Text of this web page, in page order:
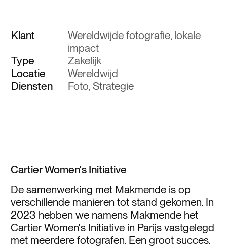
Klant
Wereldwijde fotografie, lokale
impact
Type
Zakelijk
Locatie
Wereldwijd
Diensten
Foto, Strategie
Cartier Women's Initiative
De samenwerking met Makmende is op
verschillende manieren tot stand gekomen. In
2023 hebben we namens Makmende het
Cartier Women's Initiative in Parijs vastgelegd
met meerdere fotografen. Een groot succes.